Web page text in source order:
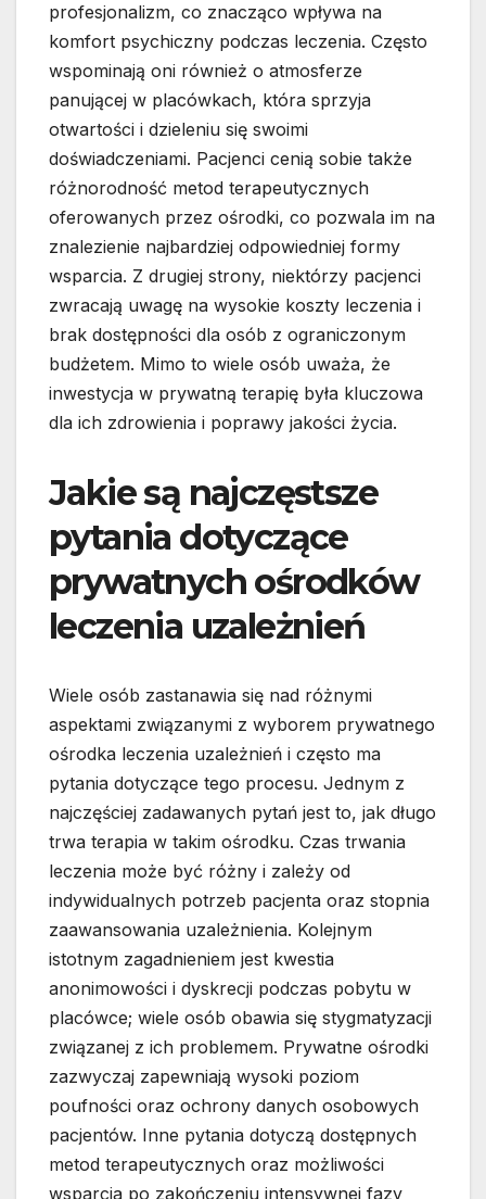
profesjonalizm, co znacząco wpływa na
komfort psychiczny podczas leczenia. Często
wspominają oni również o atmosferze
panującej w placówkach, która sprzyja
otwartości i dzieleniu się swoimi
doświadczeniami. Pacjenci cenią sobie także
różnorodność metod terapeutycznych
oferowanych przez ośrodki, co pozwala im na
znalezienie najbardziej odpowiedniej formy
wsparcia. Z drugiej strony, niektórzy pacjenci
zwracają uwagę na wysokie koszty leczenia i
brak dostępności dla osób z ograniczonym
budżetem. Mimo to wiele osób uważa, że
inwestycja w prywatną terapię była kluczowa
dla ich zdrowienia i poprawy jakości życia.
Jakie są najczęstsze
pytania dotyczące
prywatnych ośrodków
leczenia uzależnień
Wiele osób zastanawia się nad różnymi
aspektami związanymi z wyborem prywatnego
ośrodka leczenia uzależnień i często ma
pytania dotyczące tego procesu. Jednym z
najczęściej zadawanych pytań jest to, jak długo
trwa terapia w takim ośrodku. Czas trwania
leczenia może być różny i zależy od
indywidualnych potrzeb pacjenta oraz stopnia
zaawansowania uzależnienia. Kolejnym
istotnym zagadnieniem jest kwestia
anonimowości i dyskrecji podczas pobytu w
placówce; wiele osób obawia się stygmatyzacji
związanej z ich problemem. Prywatne ośrodki
zazwyczaj zapewniają wysoki poziom
poufności oraz ochrony danych osobowych
pacjentów. Inne pytania dotyczą dostępnych
metod terapeutycznych oraz możliwości
wsparcia po zakończeniu intensywnej fazy